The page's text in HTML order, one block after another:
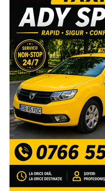
votez cu ceilalți.
Una peste alta, orașul
ca, pentru următorii doi ani
Alexandru Iorga să îi
primarul ales va trebui să
găeștenilor, inclusiv celor
nu au venit la vot, că nu s-
pe Alexandru Iorga, ca
din cercul său de
reseta, așa cum a promis,
Găești, va reuși să
are nevoie. Îl are alături și
Județean Dâmbovița,
drum deschis să le
aproape de această